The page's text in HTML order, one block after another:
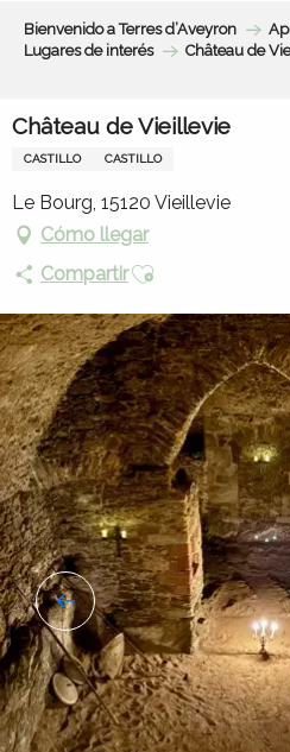
Bienvenido a Terres d’Aveyron
Lugares de interés
Château de
Château de Vieillevie
CASTILLO CASTILLO
Le Bourg, 15120 Vieillevie
Cómo llegar
CompartirAjouter aux favoris